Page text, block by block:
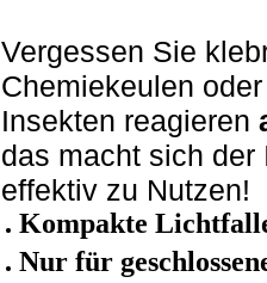
Vergessen Sie
Chemiekeulen
Insekten reagieren
das macht sich
effektiv zu Nutzen!
Kompakte
Nur für